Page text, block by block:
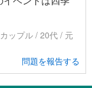
ップル / 20代 / 元
問題を報告する